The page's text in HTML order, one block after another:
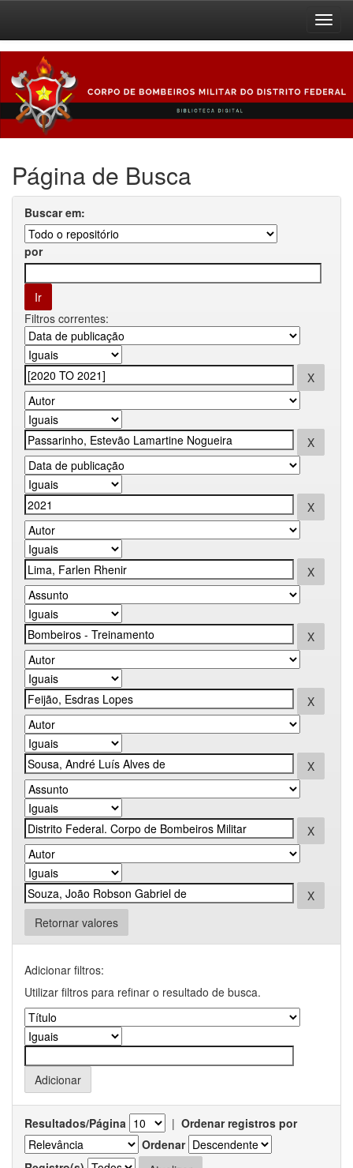
navigation
Página de Busca
Buscar em:
por
Filtros correntes:
Retornar valores
Adicionar filtros:
Utilizar filtros para refinar o resultado de busca.
Resultados/Página | Ordenar registros por
Ordenar